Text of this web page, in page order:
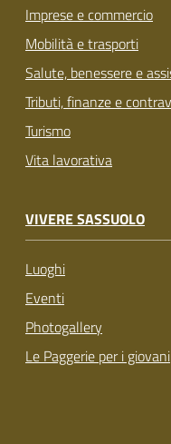
Imprese e commercio
Mobilità e trasporti
Salute, benessere e
Tributi, finanze e
Turismo
Vita lavorativa
VIVERE SASSUOLO
Luoghi
Eventi
Photogallery
Le Paggerie per i giovani